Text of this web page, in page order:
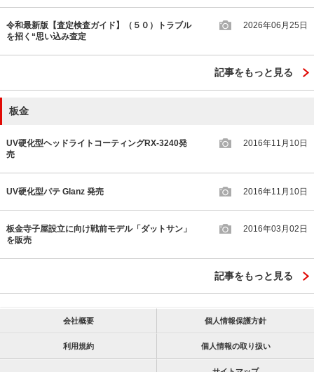
令和最新版【査定検査ガイド】（５０）トラブル
を招く“思い込み査定
2026年06月25日
記事をもっと見る
板金
UV硬化型ヘッドライトコーティングRX-3240発
売
2016年11月10日
UV硬化型パテ Glanz 発売 2016年11月10日
板金寺子屋設立に向け戦前モデル「ダットサン」
を販売
2016年03月02日
記事をもっと見る
会社概要 個人情報保護方針
利用規約 個人情報の取り扱い